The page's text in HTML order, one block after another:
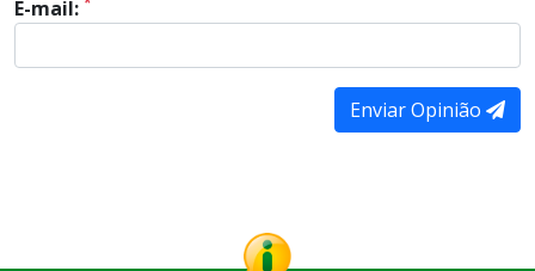
E-mail:
Enviar Opinião